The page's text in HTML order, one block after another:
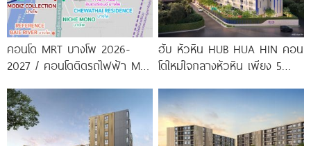
คอนโด MRT บางโพ 2026-
2027 / คอนโดติดรถไฟฟ้า MRT
ฮับ หัวหิน HUB HUA HIN คอน
โดใหม่ใจกลางหัวหิน เพียง 5